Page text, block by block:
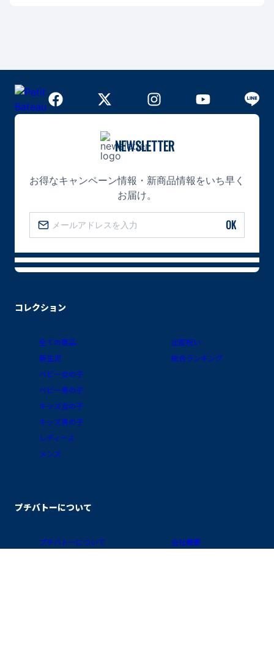
コレクション
全ての商品
新生児
ベビー女の子
ベビー男の子
キッズ女の子
キッズ男の子
レディース
メンズ
出産祝い
総合ランキング
プチバトーについて
プチバトーについて
会社概要
NEWSLETTER
お得なキャンペーン情報・新商品情報をいち早く
お届け。
OK